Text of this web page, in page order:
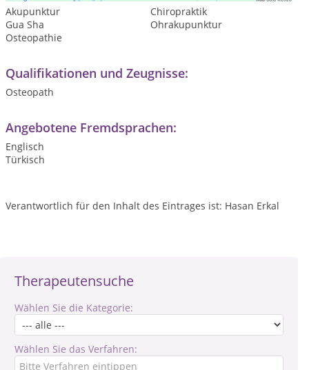
Therapeutensuche
Wählen Sie die Kategorie:
Wählen Sie das Verfahren:
Akupunktur
Chiropraktik
Gua Sha
Ohrakupunktur
Osteopathie
Qualifikationen und Zeugnisse:
Osteopath
Angebotene Fremdsprachen:
Englisch
Türkisch
Verantwortlich für den Inhalt des Eintrages ist: Hasan Erkal